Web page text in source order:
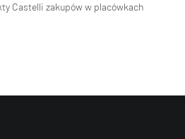
Castelli zakupów w placówkach